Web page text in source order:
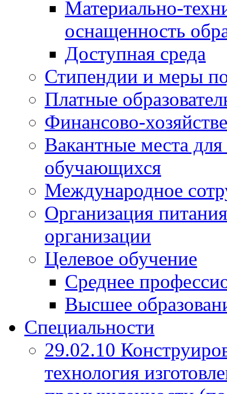
Материально-
оснащенность
Доступная среда
Стипендии и меры
Платные
Финансово-
Вакантные места
обучающихся
Международное
Организация
организации
Целевое обучение
Среднее
Высшее
Специальности
29.02.10
технология